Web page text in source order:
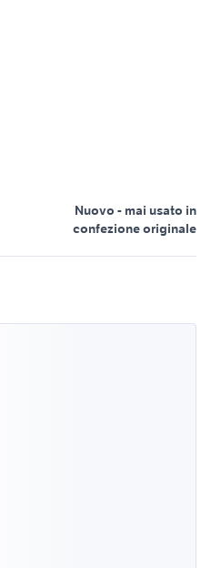
Nuovo - mai usato in
confezione originale